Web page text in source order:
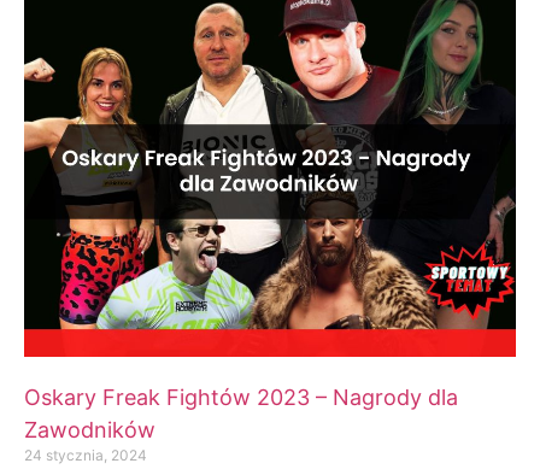
Oskary Freak Fightów 2023 – Nagrody dla
Zawodników
24 stycznia, 2024